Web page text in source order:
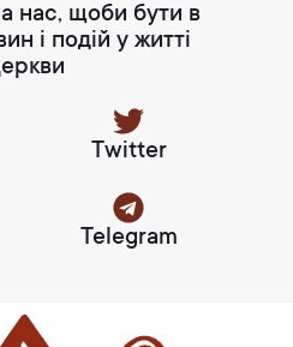
нас, щоби бути в
і подій у житті
Twitter
Telegram